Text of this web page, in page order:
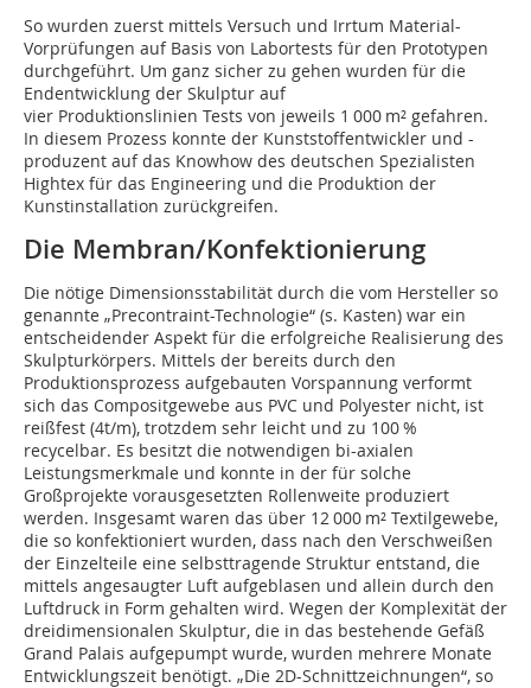
So wurden zuerst mittels Versuch und Irrtum Material-
Vorprüfungen auf Basis von Labortests für den Prototypen
durchgeführt. Um ganz sicher zu gehen wurden für die
Endentwicklung der Skulptur auf
vier Produktionslinien Tests von jeweils 1 000 m² gefahren.
In diesem Prozess konnte der Kunststoffentwickler und -
produzent auf das Knowhow des deutschen Spezialisten
Hightex für das Engineering und die Produktion der
Kunstinstallation zurückgreifen.
Die Membran/Konfektionierung
Die nötige Dimensionsstabilität durch die vom Hersteller so
genannte „Precontraint-Technologie“ (s. Kasten) war ein
entscheiden­der Aspekt für die erfolgreiche Realisierung des
Skulpturkörpers. Mittels der bereits durch den
Produktionsprozess aufgebauten Vorspannung verformt
sich das Compositgewebe aus PVC und Polyester nicht, ist
reißfest (4t/m), trotzdem sehr leicht und zu 100 %
recycelbar. Es besitzt die notwendigen bi-axialen
Leistungsmerkmale und konnte in der für solche
Großprojekte vorausgesetzten Rollenweite produziert
werden. Insgesamt waren das über 12 000 m² Textilgewebe,
die so konfektioniert wurden, dass nach den Verschweißen
der Einzelteile eine selbsttragende Struktur entstand, die
mittels angesaugter Luft aufgeblasen und allein durch den
Luftdruck in Form gehalten wird. Wegen der Komplexität der
dreidimensionalen Skulptur, die in das bestehende Gefäß
Grand Palais aufgepumpt wurde, wurden mehrere Monate
Entwicklungszeit benötigt. „Die 2D-Schnittzeichnungen“, so